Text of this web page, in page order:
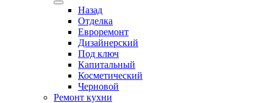
Назад
Отделка
Евроремонт
Дизайнерский
Под ключ
Капитальный
Косметический
Черновой
Ремонт кухни